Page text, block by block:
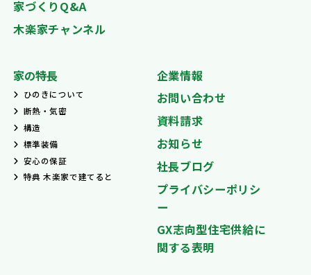
家づくりQ&A
木楽家チャンネル
家の特長
ひのきについて
断熱・気密
構造
標準装備
安心の保証
特典 木楽家で建てると
企業情報
お問い合わせ
資料請求
お知らせ
社長ブログ
プライバシーポリシ
ー
GX志向型住宅供給に
関する表明